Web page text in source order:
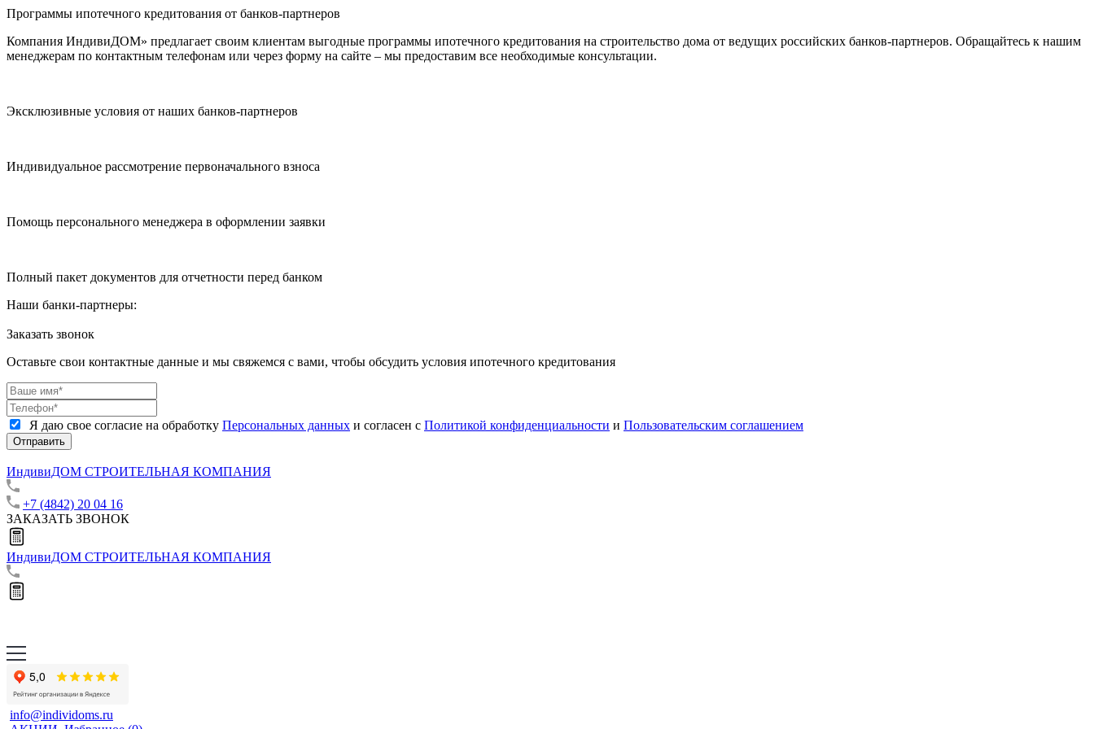
Программы ипотечного кредитования от банков-партнеров
Компания ИндивиДОМ» предлагает своим клиентам выгодные программы ипотечного кредитования на строительство дома от ведущих российских банков-партнеров. Обращайтесь к нашим
менеджерам по контактным телефонам или через форму на сайте – мы предоставим все необходимые консультации.
Эксклюзивные условия от наших банков-партнеров
Индивидуальное рассмотрение первоначального взноса
Помощь персонального менеджера в оформлении заявки
Полный пакет документов для отчетности перед банком
Наши банки-партнеры:
Заказать звонок
Оставьте свои контактные данные и мы свяжемся с вами, чтобы обсудить условия ипотечного кредитования
Я даю свое согласие на обработку Персональных данных и согласен с Политикой конфиденциальности и Пользовательским соглашением
Отправить
ИндивиДОМ СТРОИТЕЛЬНАЯ КОМПАНИЯ
+7 (4842) 20 04 16
ЗАКАЗАТЬ ЗВОНОК
ИндивиДОМ СТРОИТЕЛЬНАЯ КОМПАНИЯ
info@individoms.ru